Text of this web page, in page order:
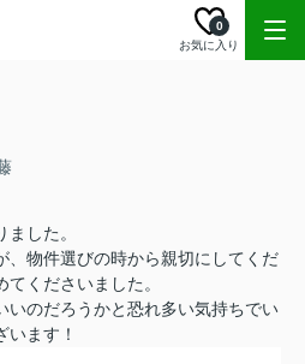
お気に入り
0
藤
した。
、物件選びの時から親切にしてくだ
くださいました。
いのだろうかと恐れ多い気持ちでい
います！